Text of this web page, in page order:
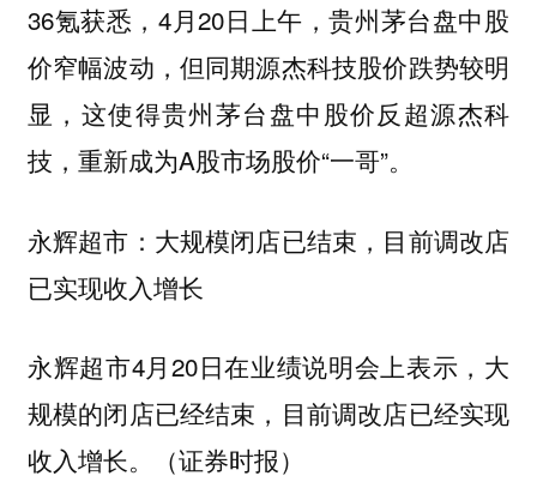
36氪获悉，4月20日上午，贵州茅台盘中股
价窄幅波动，但同期源杰科技股价跌势较明
显，这使得贵州茅台盘中股价反超源杰科
技，重新成为A股市场股价“一哥”。
永辉超市：大规模闭店已结束，目前调改店
已实现收入增长
永辉超市4月20日在业绩说明会上表示，大
规模的闭店已经结束，目前调改店已经实现
收入增长。（证券时报）